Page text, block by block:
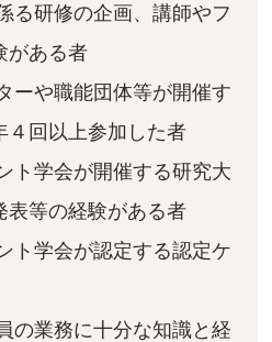
る研修の企画、講師やフ
がある者
ーや職能団体等が開催す
４回以上参加した者
ト学会が開催する研究⼤
表等の経験がある者
ト学会が認定する認定ケ
の業務に⼗分な知識と経